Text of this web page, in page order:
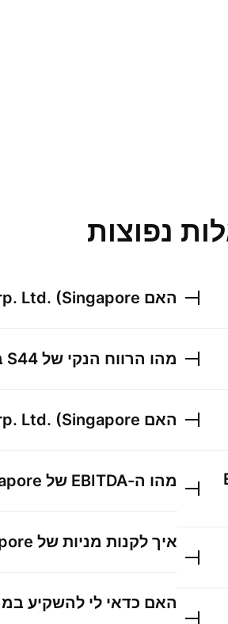
נפוצות
האם Ltd. (Singapore)
מהו הרווח הנקי של S44
האם Ltd. (Singapore)
מהו ה-EBITDA של
איך לקנות מניות של
האם כדאי לי להשקיע